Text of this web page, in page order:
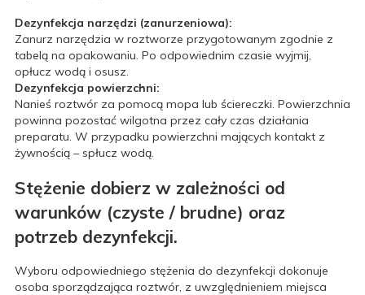
Dezynfekcja narzędzi (zanurzeniowa):
Zanurz narzędzia w roztworze przygotowanym zgodnie z
tabelą na opakowaniu. Po odpowiednim czasie wyjmij,
opłucz wodą i osusz.
Dezynfekcja powierzchni:
Nanieś roztwór za pomocą mopa lub ściereczki. Powierzchnia
powinna pozostać wilgotna przez cały czas działania
preparatu. W przypadku powierzchni mających kontakt z
żywnością – spłucz wodą.
Stężenie dobierz w zależności od
warunków (czyste / brudne) oraz
potrzeb dezynfekcji.
Wyboru odpowiedniego stężenia do dezynfekcji dokonuje
osoba sporządzająca roztwór, z uwzględnieniem miejsca